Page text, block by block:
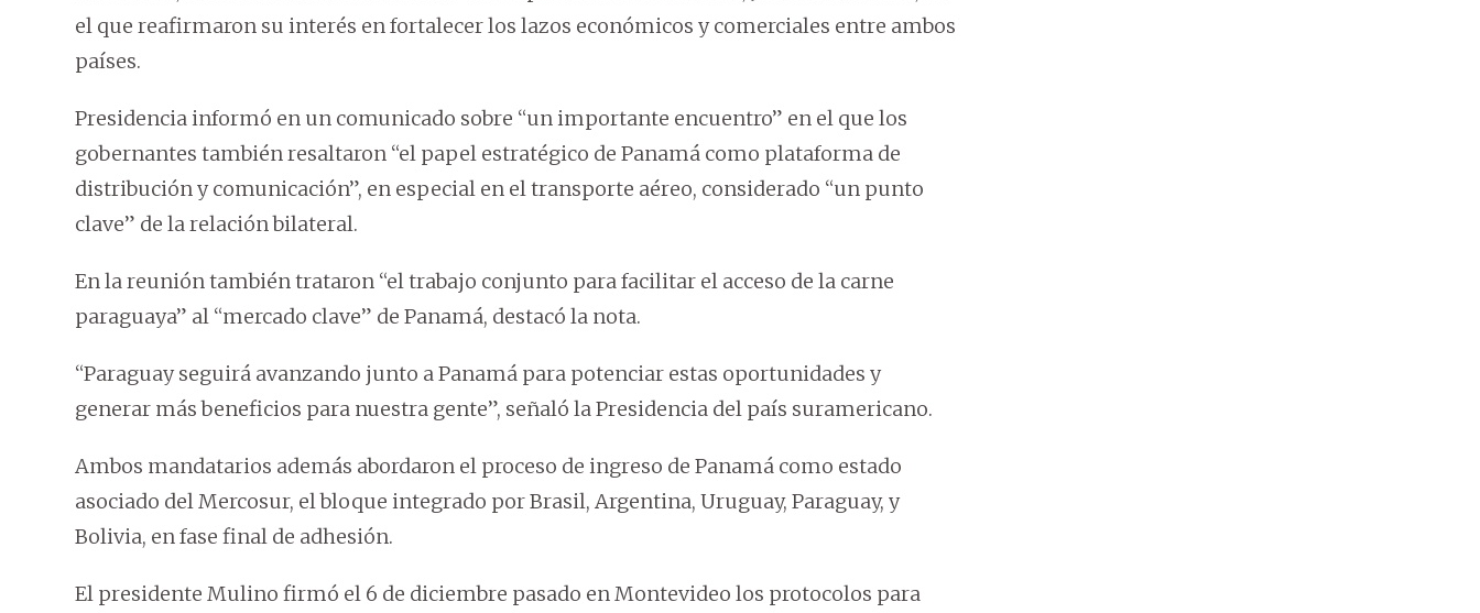
el que reafirmaron su interés en fortalecer los lazos económicos y comerciales entre ambos
países.
Presidencia informó en un comunicado sobre “un importante encuentro” en el que los
gobernantes también resaltaron “el papel estratégico de Panamá como plataforma de
distribución y comunicación”, en especial en el transporte aéreo, considerado “un punto
clave” de la relación bilateral.
En la reunión también trataron “el trabajo conjunto para facilitar el acceso de la carne
paraguaya” al “mercado clave” de Panamá, destacó la nota.
“Paraguay seguirá avanzando junto a Panamá para potenciar estas oportunidades y
generar más beneficios para nuestra gente”, señaló la Presidencia del país suramericano.
Ambos mandatarios además abordaron el proceso de ingreso de Panamá como estado
asociado del Mercosur, el bloque integrado por Brasil, Argentina, Uruguay, Paraguay, y
Bolivia, en fase final de adhesión.
El presidente Mulino firmó el 6 de diciembre pasado en Montevideo los protocolos para